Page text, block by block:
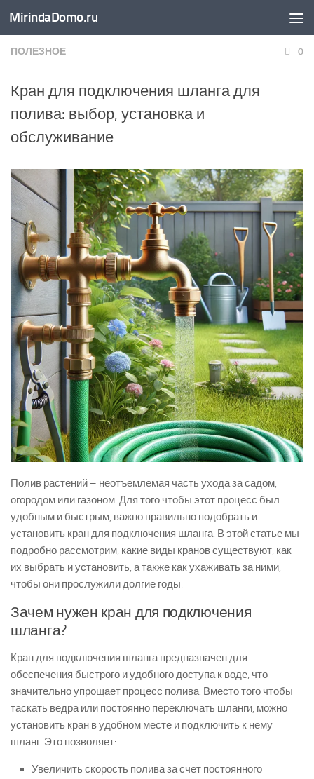
Перейти к содержимому
MirindaDomo.ru
ПОЛЕЗНОЕ 0
Кран для подключения шланга для
полива: выбор, установка и
обслуживание
Полив растений – неотъемлемая часть ухода за садом,
огородом или газоном. Для того чтобы этот процесс был
удобным и быстрым, важно правильно подобрать и
установить кран для подключения шланга. В этой статье мы
подробно рассмотрим, какие виды кранов существуют, как
их выбрать и установить, а также как ухаживать за ними,
чтобы они прослужили долгие годы.
Зачем нужен кран для подключения
шланга?
Кран для подключения шланга предназначен для
обеспечения быстрого и удобного доступа к воде, что
значительно упрощает процесс полива. Вместо того чтобы
таскать ведра или постоянно переключать шланги, можно
установить кран в удобном месте и подключить к нему
шланг. Это позволяет:
Увеличить скорость полива за счет постоянного